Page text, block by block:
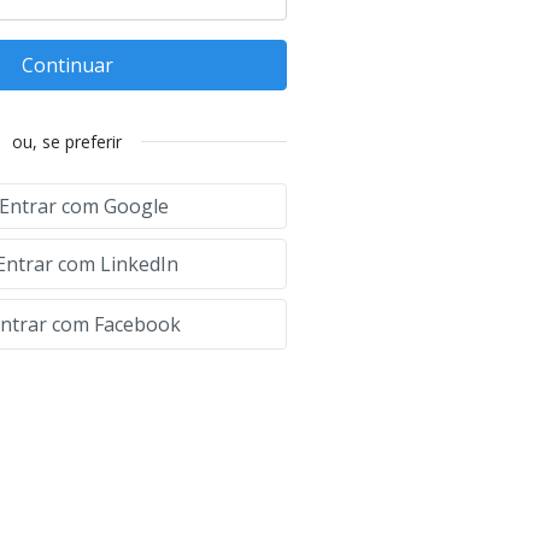
Continuar
ou, se preferir
com Google
com LinkedIn
com Facebook